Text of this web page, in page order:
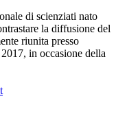
di scienziati nato
la diffusione del
riunita presso
in occasione della